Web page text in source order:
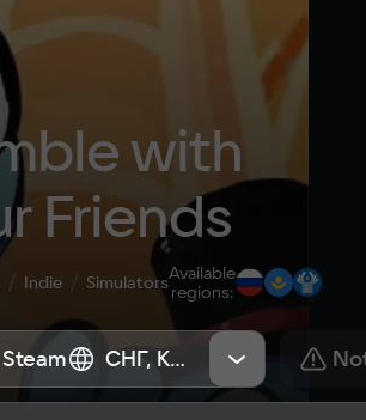
with
Friends
Indie SimulatorsAvailable
regions:
СНГ, Казахстан, Россия
СНГ, Казахстан, Россия